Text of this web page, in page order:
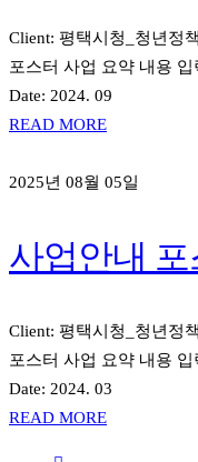
Client: 평택시청_청년정
포스터 사업 요약 내용 입
Date: 2024. 09
READ MORE
2025년 08월 05일
사업안내 포
Client: 평택시청_청년정
포스터 사업 요약 내용 입
Date: 2024. 03
READ MORE